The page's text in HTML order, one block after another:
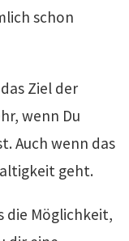
schon
Ziel der
wenn Du
Auch wenn das
geht.
die Möglichkeit,